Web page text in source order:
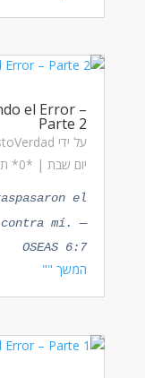
el Error –
Parte 2
על ידי
יום שבת| ‏*0* תגובות
el
mí. —
OSEAS 6:7
המשך ""